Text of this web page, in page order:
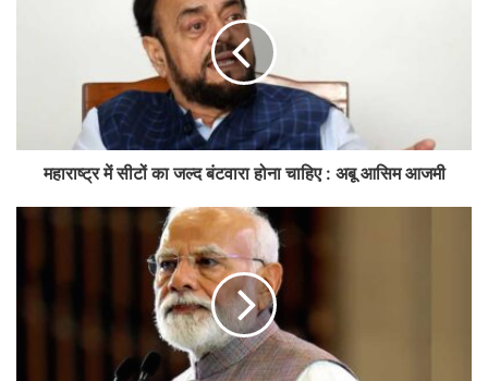
महाराष्ट्र में सीटों का जल्द बंटवारा होना चाहिए : अबू आसिम आजमी